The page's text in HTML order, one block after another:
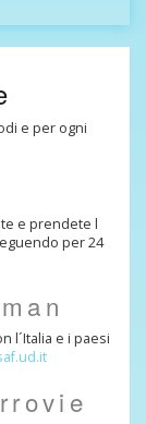
e per ogni
e prendete l
per 24
l´Italia e i paesi